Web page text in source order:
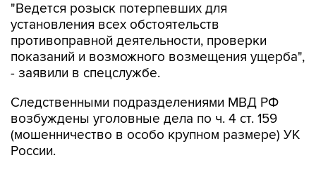
"Ведется розыск потерпевших для
установления всех обстоятельств
противоправной деятельности, проверки
показаний и возможного возмещения ущерба",
- заявили в спецслужбе.
Следственными подразделениями МВД РФ
возбуждены уголовные дела по ч. 4 ст. 159
(мошенничество в особо крупном размере) УК
России.